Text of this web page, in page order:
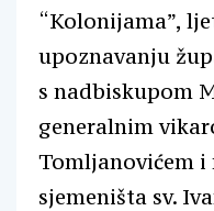
“Kolonijama”,
upoznavanju
s nadbiskupom
generalnim
Tomljanovićem
sjemeništa sv.